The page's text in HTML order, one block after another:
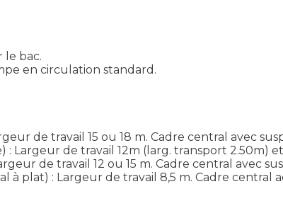
le bac.
en circulation standard.
de travail 15 ou 18 m. Cadre central avec
Largeur de travail 12m (larg. transport 2.50m)
de travail 12 ou 15 m. Cadre central avec
à plat) : Largeur de travail 8,5 m. Cadre central